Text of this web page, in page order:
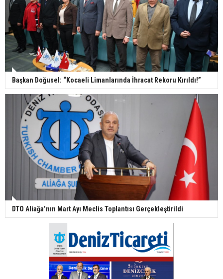
Başkan Doğusel: “Kocaeli Limanlarında İhracat Rekoru Kırıldı!”
DTO Aliağa’nın Mart Ayı Meclis Toplantısı Gerçekleştirildi